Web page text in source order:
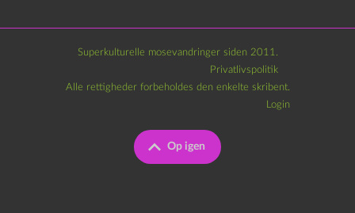
Superkulturelle mosevandringer siden 2011.
Privatlivspolitik
Op igen
Alle rettigheder forbeholdes den enkelte skribent.
Login